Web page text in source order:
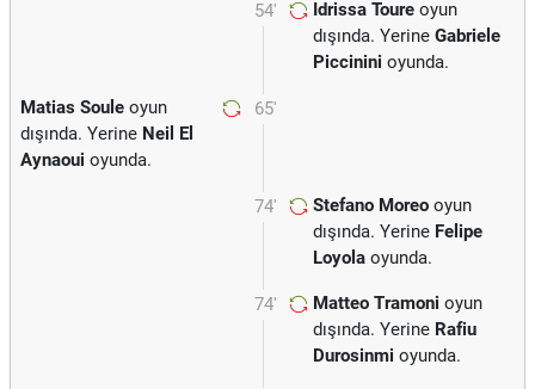
54' Idrissa Toure oyun
dışında. Yerine Gabriele
Piccinini oyunda.
65'
Matias Soule oyun
dışında. Yerine Neil El
Aynaoui oyunda.
74' Stefano Moreo oyun
dışında. Yerine Felipe
Loyola oyunda.
74' Matteo Tramoni oyun
dışında. Yerine Rafiu
Durosinmi oyunda.